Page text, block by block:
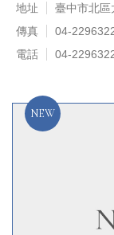
地址
臺中市北區
傳真
04-
電話
04-